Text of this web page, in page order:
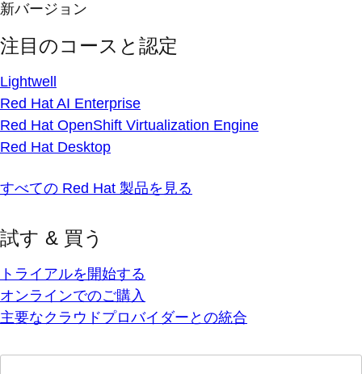
新バージョン
注目のコースと認定
Lightwell
Red Hat AI Enterprise
Red Hat OpenShift Virtualization Engine
Red Hat Desktop
すべての Red Hat 製品を見る
試す & 買う
トライアルを開始する
オンラインでのご購入
主要なクラウドプロバイダーとの統合